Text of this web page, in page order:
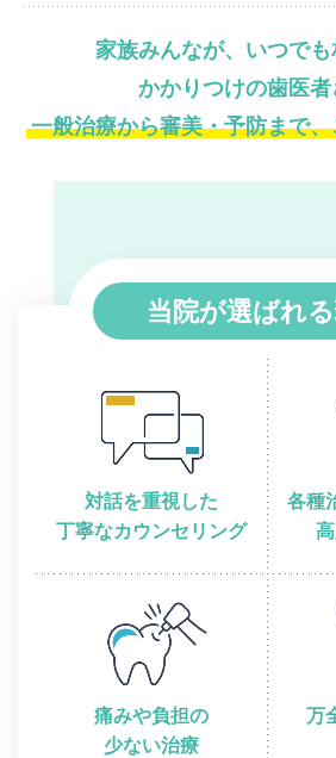
家族みんなが、いつで
かかりつけの歯医者
一般治療から審美・予防まで
当院が選ばれ
対話を重視した
丁寧なカウンセリング
各種
痛みや負担の
少ない治療
万